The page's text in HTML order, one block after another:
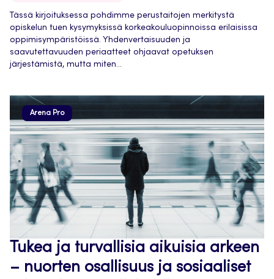
Tässä kirjoituksessa pohdimme perustaitojen merkitystä
opiskelun tuen kysymyksissä korkeakouluopinnoissa erilaisissa
oppimisympäristöissä. Yhdenvertaisuuden ja
saavutettavuuden periaatteet ohjaavat opetuksen
järjestämistä, mutta miten...
Arena Pro
Tukea ja turvallisia aikuisia arkeen
– nuorten osallisuus ja sosiaaliset